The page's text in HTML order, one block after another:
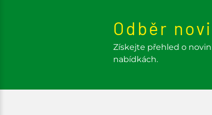
Odběr
Získejte přehled o
nabídkách.